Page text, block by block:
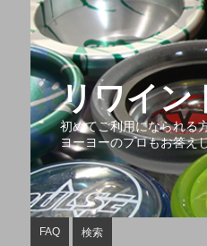
リワイン
初めてご利用になられる
ヨーヨーのプロもお答え
FAQ 検索